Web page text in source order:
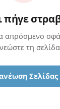
πήγε
απρόσμενο
τη
Σελίδας